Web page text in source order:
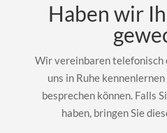
Haben wir
Wir vereinbaren telefonisch
uns in Ruhe
besprechen können. Falls
haben, bringen Sie